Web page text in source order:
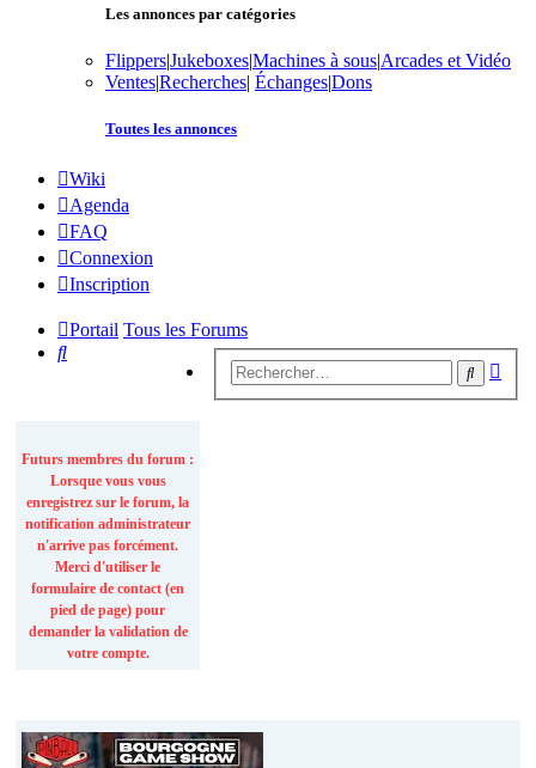
Les annonces par catégories
Flippers|Jukeboxes|Machines à sous|Arcades et Vidéo
Ventes|Recherches| Échanges|Dons
Toutes les annonces
Wiki
Agenda
FAQ
Connexion
Inscription
Portail Tous les Forums
Rechercher
Futurs membres du forum :
Lorsque vous vous
enregistrez sur le forum, la
notification administrateur
n'arrive pas forcément.
Merci d'utiliser le
formulaire de contact (en
pied de page) pour
demander la validation de
votre compte.